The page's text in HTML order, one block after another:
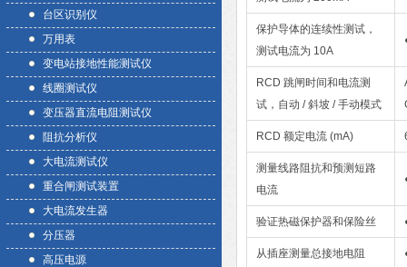
台区识别仪
万用表
变电站接地性能测试仪
线圈测试仪
变压器直流电阻测试仪
阻抗分析仪
大电流测试仪
重合闸测试装置
大电流发生器
分压器
高压电源
保护导体的连续性测试，
测试电流为 10A
RCD 跳闸时间和电流测
试，自动 / 斜坡 / 手动模式
RCD 额定电流 (mA)
测量线路阻抗和预测短路
电流
验证热磁保护器和保险丝
从插座测量总接地电阻